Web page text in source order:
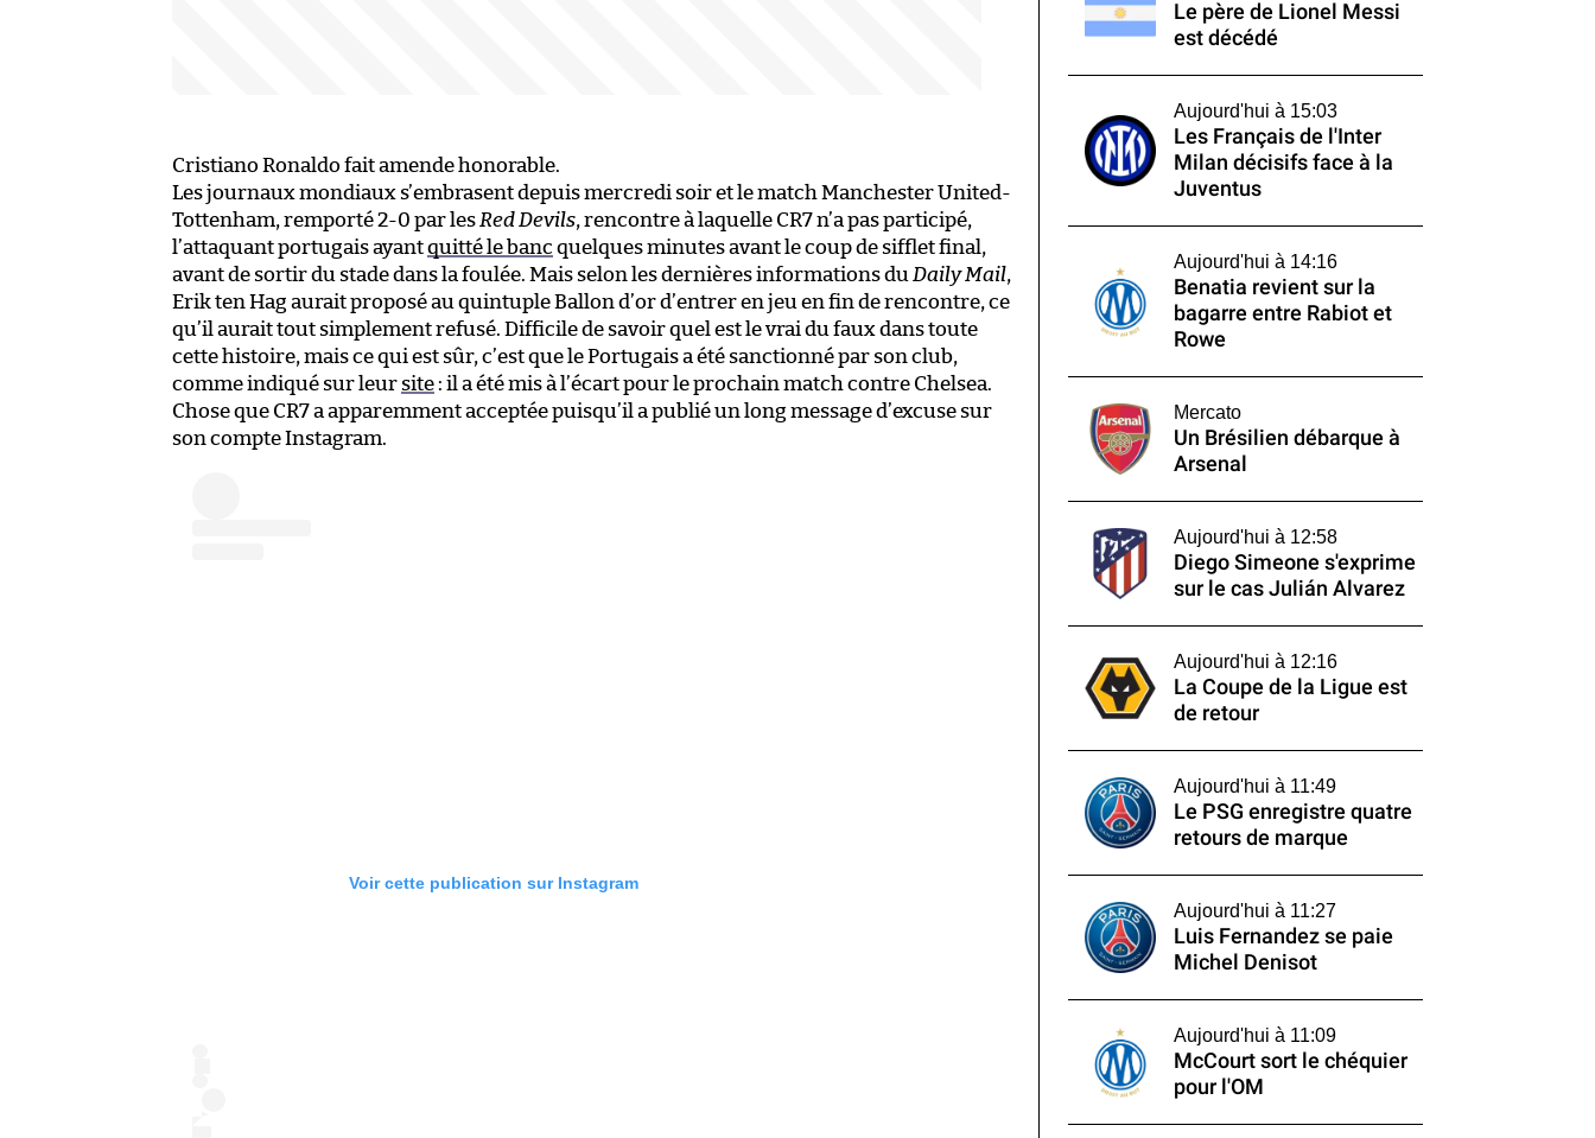
Cristiano Ronaldo fait amende honorable.
Les journaux mondiaux s’embrasent depuis mercredi soir et le match Manchester United-
Tottenham, remporté 2-0 par les Red Devils, rencontre à laquelle CR7 n’a pas participé,
l’attaquant portugais ayantquitté le banc quelques minutes avant le coup de sifflet final,
avant de sortir du stade dans la foulée. Mais selon les dernières informations du Daily Mail,
Erik ten Hag aurait proposé au quintuple Ballon d’or d’entrer en jeu en fin de rencontre, ce
qu’il aurait tout simplement refusé. Difficile de savoir quel est le vrai du faux dans toute
cette histoire, mais ce qui est sûr, c’est que le Portugais a été sanctionné par son club,
comme indiqué sur leur site : il a été mis à l’écart pour le prochain match contre Chelsea.
Chose que CR7 a apparemment acceptée puisqu’il a publié un long message d’excuse sur
son compte Instagram.
Voir cette publication sur Instagram
Le père de Lionel Messi
est décédé
Aujourd'hui à 15:03
Les Français de l'Inter
Milan décisifs face à la
Juventus
Aujourd'hui à 14:16
Benatia revient sur la
bagarre entre Rabiot et
Rowe
Mercato
Un Brésilien débarque à
Arsenal
Aujourd'hui à 12:58
Diego Simeone s'exprime
sur le cas Julián Alvarez
Aujourd'hui à 12:16
La Coupe de la Ligue est
de retour
Aujourd'hui à 11:49
Le PSG enregistre quatre
retours de marque
Aujourd'hui à 11:27
Luis Fernandez se paie
Michel Denisot
Aujourd'hui à 11:09
McCourt sort le chéquier
pour l'OM